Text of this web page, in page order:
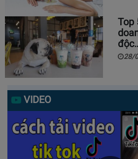
Top
28/
VIDEO